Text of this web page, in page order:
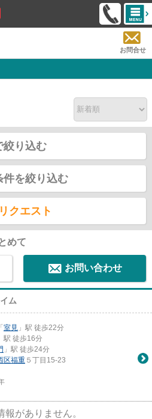
お問合せ
絞り込む
件を絞り込む
クエスト
めて
お問い合わせ
ム
「 室見 」駅 徒歩22分
駅 徒歩16分
」駅 徒歩24分
区福重 ５丁目15-23
報がありません。